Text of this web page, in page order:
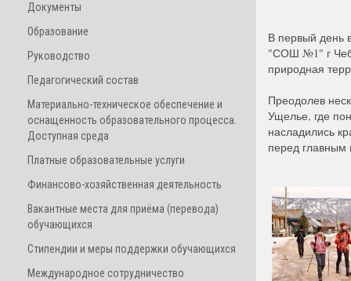
Документы
Образование
Руководство
Педагогический состав
Материально-техническое обеспечение и
оснащенность образовательного процесса.
Доступная среда
Платные образовательные услуги
Финансово-хозяйственная деятельность
Вакантные места для приёма (перевода)
обучающихся
Стипендии и меры поддержки обучающихся
Международное сотрудничество
В первый день
"СОШ №1" г
природная
Преодолев
Ущелье, где
насладились
перед